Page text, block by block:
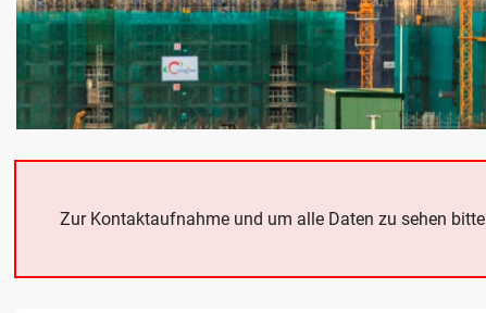
Zur Kontaktaufnahme und um alle Daten zu sehen bitte